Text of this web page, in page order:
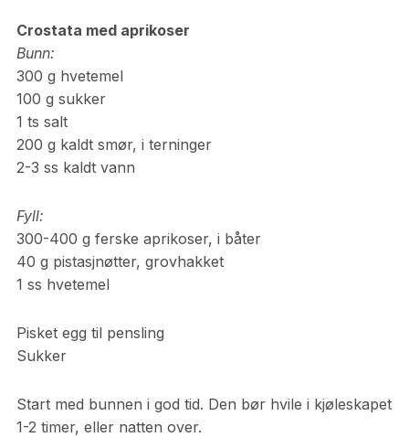
Crostata med aprikoser
Bunn:
300 g hvetemel
100 g sukker
1 ts salt
200 g kaldt smør, i terninger
2-3 ss kaldt vann
Fyll:
300-400 g ferske aprikoser, i båter
40 g pistasjnøtter, grovhakket
1 ss hvetemel
Pisket egg til pensling
Sukker
Start med bunnen i god tid. Den bør hvile i kjøleskapet
1-2 timer, eller natten over.